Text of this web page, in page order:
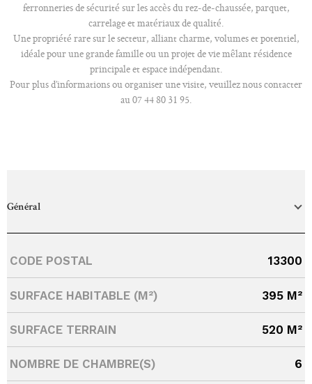
ferronneries de sécurité sur les accès du rez-de-chaussée, parquet,
carrelage et matériaux de qualité.
Une propriété rare sur le secteur, alliant charme, volumes et potentiel,
idéale pour une grande famille ou un projet de vie mêlant résidence
principale et espace indépendant.
Pour plus d’informations ou organiser une visite, veuillez nous contacter
au 07 44 80 31 95.
Général
Caractérisque Valeurs
CODE POSTAL 13300
SURFACE HABITABLE (M²) 395 M²
SURFACE TERRAIN 520 M²
NOMBRE DE CHAMBRE(S) 6